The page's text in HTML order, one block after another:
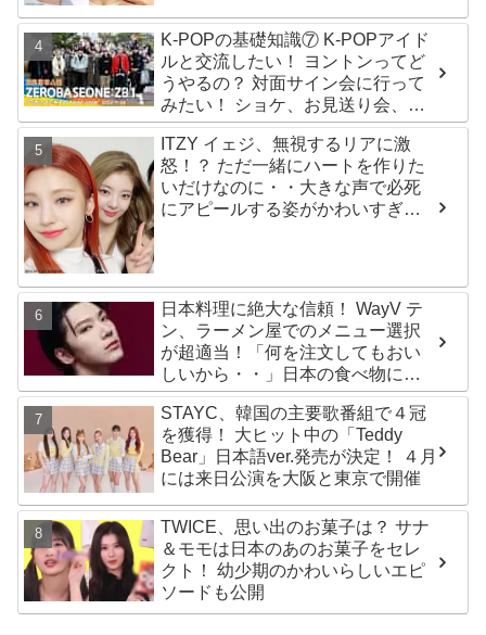
「成功したファン」だと話題沸騰
K-POPの基礎知識⑦ K-POPアイド
ルと交流したい！ ヨントンってど
うやるの？ 対面サイン会に行って
みたい！ ショケ、お見送り会、握
手会・・・リリースイベントあれ
これを紹介
ITZY イェジ、無視するリアに激
怒！？ ただ一緒にハートを作りた
いだけなのに・・大きな声で必死
にアピールする姿がかわいすぎる
日本料理に絶大な信頼！ WayV テ
ン、ラーメン屋でのメニュー選択
が超適当！「何を注文してもおい
しいから・・」日本の食べ物に関
する持論を明かす
STAYC、韓国の主要歌番組で４冠
を獲得！ 大ヒット中の「Teddy
Bear」日本語ver.発売が決定！ ４月
には来日公演を大阪と東京で開催
TWICE、思い出のお菓子は？ サナ
＆モモは日本のあのお菓子をセレ
クト！ 幼少期のかわいらしいエピ
ソードも公開